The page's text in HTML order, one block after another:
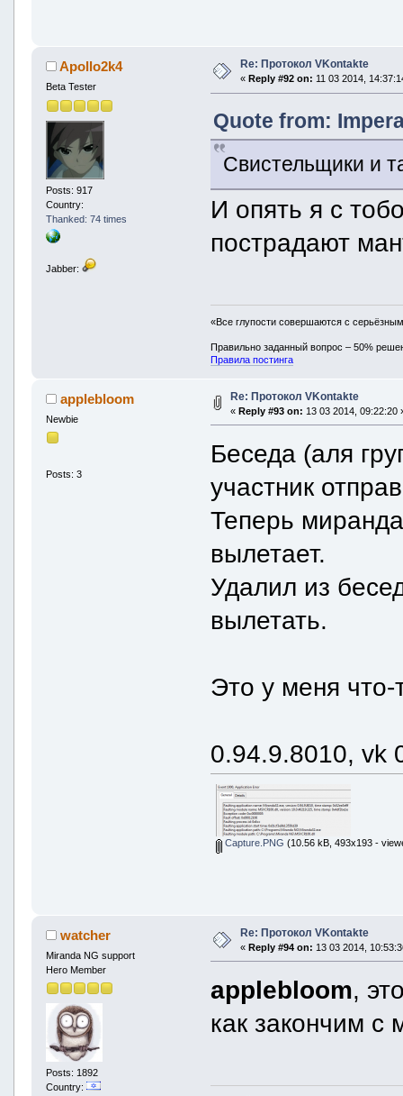
Apollo2k4
Beta Tester
Posts: 917
Country:
Thanked: 74 times
Jabber:
Re: Протокол VKontakte
« Reply #92 on: 11 03 2014,
Quote from:
Свистельщики и
И опять я с
пострадают
«Все глупости совершаются с
Правильно заданный вопрос – 50%
Правила постинга
applebloom
Newbie
Posts: 3
Re: Протокол VKontakte
« Reply #93 on: 13 03 2014, 09:22:20
Беседа (аля
участник
Теперь
вылетает.
Удалил из
вылетать.
Это у меня что-
0.94.9.8010, vk
Capture.PNG (10.56 kB, 493x193 -
watcher
Miranda NG support
Hero Member
Posts: 1892
Country:
Re: Протокол VKontakte
« Reply #94 on: 13 03 2014,
applebloom,
как закончим с